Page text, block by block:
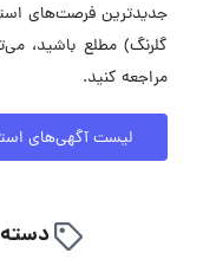
جدیدترین فرصت‌های
گلرنگ) مطلع باشید،
مراجعه کنید.
لیست آگهی‌های